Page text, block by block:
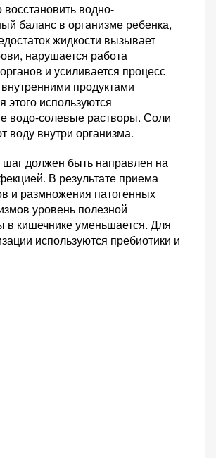
водно-
баланс в организме ребенка,
жидкости вызывает
нарушается работа
и усиливается процесс
продуктами
этого используются
водо-солевые растворы. Соли
воду внутри организма.
должен быть направлен на
В результате приема
и размножения патогенных
уровень полезной
в кишечнике уменьшается. Для
используются пребиотики и